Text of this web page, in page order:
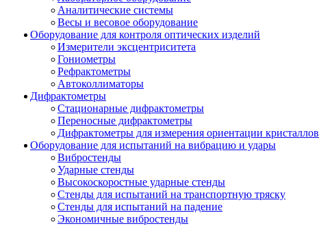
Аналитические системы
Весы и весовое оборудование
Оборудование для контроля оптических изделий
Измерители эксцентриситета
Гониометры
Рефрактометры
Автоколлиматоры
Дифрактометры
Стационарные дифрактометры
Переносные дифрактометры
Дифрактометры для измерения ориентации кристаллов
Оборудование для испытаний на вибрацию и удары
Вибростенды
Ударные стенды
Высокоскоростные ударные стенды
Стенды для испытаний на транспортную тряску
Стенды для испытаний на падение
Экономичные вибростенды